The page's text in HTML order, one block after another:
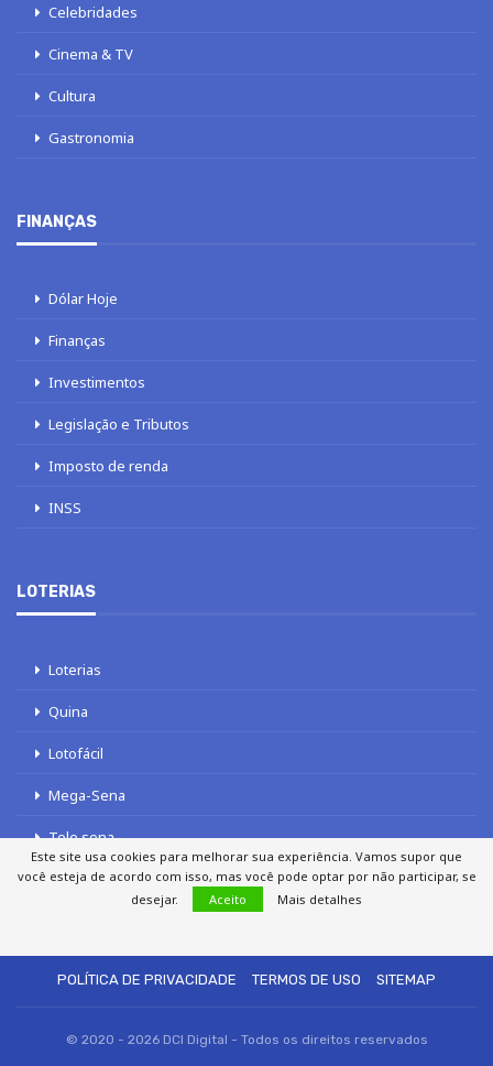
Celebridades
Cinema & TV
Cultura
Gastronomia
FINANÇAS
Dólar Hoje
Finanças
Investimentos
Legislação e Tributos
Imposto de renda
INSS
LOTERIAS
Loterias
Quina
Lotofácil
Mega-Sena
Tele sena
POLÍTICA DE PRIVACIDADE
TERMOS DE USO SITEMAP
© 2020 - 2026 DCI Digital - Todos os direitos reservados
Este site usa cookies para melhorar sua experiência. Vamos supor que
você esteja de acordo com isso, mas você pode optar por não participar, se
desejar.
Aceito Mais detalhes